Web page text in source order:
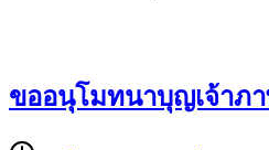
ขออนุโมทนาบุญเจ้าภ